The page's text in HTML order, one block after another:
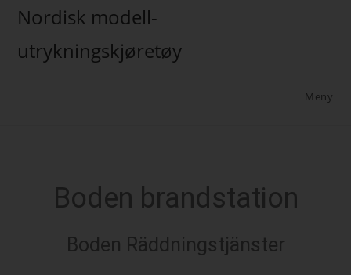
Nordisk modell-
utrykningskjøretøy
Meny
Boden brandstation
Boden Räddningstjänster